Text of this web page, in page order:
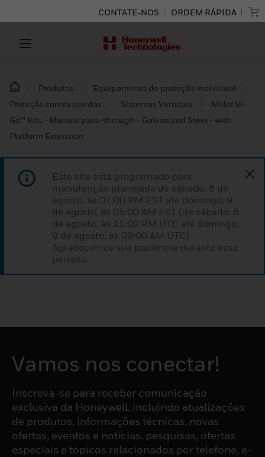
CONTATE-NOS ORDEM RÁPIDA
Produtos
Equipamento de proteção individual
Proteção contra quedas
Sistemas Verticais
Miller Vi-
Go™ Kits - Manual pass-through - Galvanized Steel - with
Platform Extension
Este site está programado para
manutenção planejada de sábado, 8 de
agosto, às 07:00 PM EST até domingo, 9
de agosto, às 05:00 AM EST (de sábado, 8
de agosto, às 11:00 PM UTC até domingo,
9 de agosto, às 09:00 AM UTC).
Agradecemos sua paciência durante esse
período.
Vamos nos conectar!
Inscreva-se para receber comunicação
exclusiva da Honeywell, incluindo atualizações
de produtos, informações técnicas, novas
ofertas, eventos e notícias, pesquisas, ofertas
especiais e tópicos relacionados por telefone, e-